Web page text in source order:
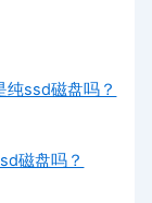
ssd磁盘吗？
磁盘吗？